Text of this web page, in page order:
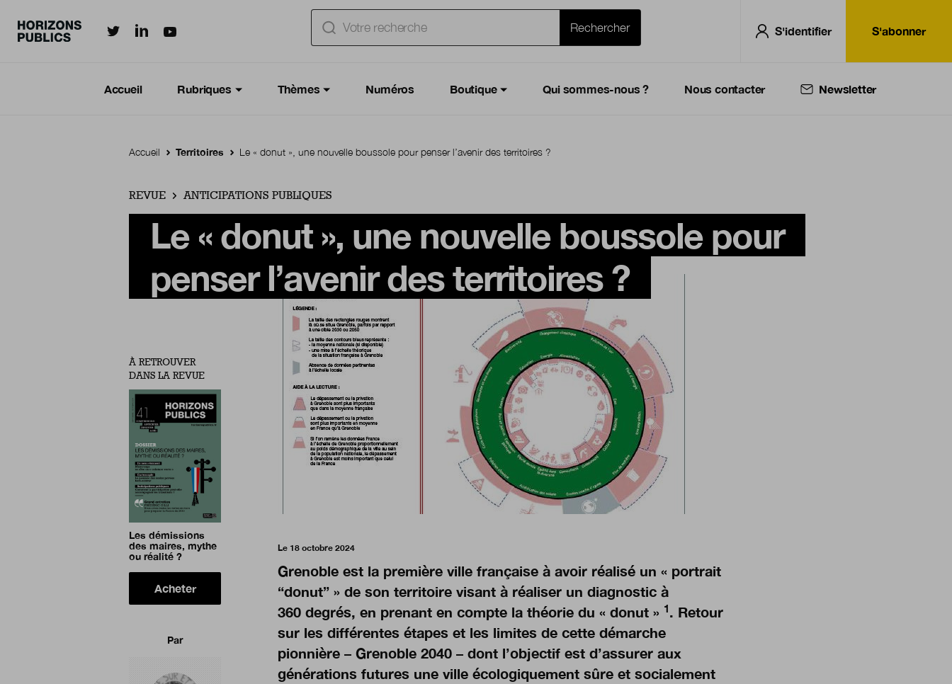
Horizonspublics.fr sur Twitter
Horizonspublics.fr sur LinkedIn
Horizonspublics.fr sur Youtube S'identifier S'abonner
Accueil Rubriques Thèmes Numéros Boutique Qui sommes-nous ? Nous contacter Newsletter
Accueil Territoires Le « donut », une nouvelle boussole pour penser l’avenir des territoires ?
REVUE ANTICIPATIONS PUBLIQUES
Le « donut », une nouvelle boussole pour
penser l’avenir des territoires ?
Le 18 octobre 2024
Grenoble est la première ville française à avoir réalisé un « portrait
“donut” » de son territoire visant à réaliser un diagnostic à
360 degrés, en prenant en compte la théorie du « donut » 1. Retour
sur les différentes étapes et les limites de cette démarche
pionnière – Grenoble 2040 – dont l’objectif est d’assurer aux
générations futures une ville écologiquement sûre et socialement
À RETROUVER
DANS LA REVUE
Les démissions
des maires, mythe
ou réalité ?
Acheter
Par